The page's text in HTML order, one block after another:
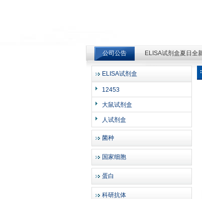
上海邦景实业有限公司
公司公告 ELISA试剂盒夏日全
ELISA试剂盒夏日全
ELISA试剂盒
12453
大鼠试剂盒
人试剂盒
菌种
国家细胞
蛋白
科研抗体